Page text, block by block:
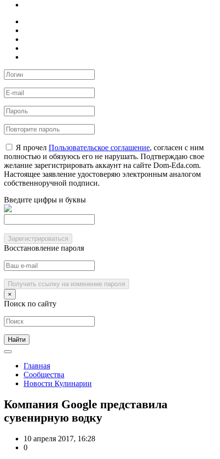
Я прочел Пользовательское соглашение, согласен с ним
полностью и обязуюсь его не нарушать. Подтверждаю свое
желание зарегистрировать аккаунт на сайте Dom-Eda.com.
Настоящее заявление удостоверяю электронным аналогом
собственноручной подписи.
Введите цифры и буквы
Зарегистрироваться
Восстановление пароля
Получить ссылку на изменение пароля
×
Поиск по сайту
Главная
Сообщества
Новости Кулинарии
Компания Google представила
сувенирную водку
10 апреля 2017, 16:28
0